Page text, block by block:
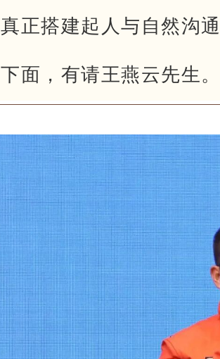
真正搭建起人与自然沟
下面，有请王燕云先生